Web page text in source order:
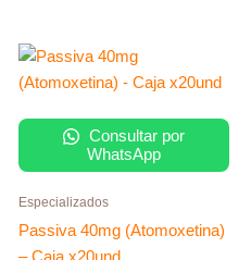
Consultar por
WhatsApp
Especializados
Passiva 40mg (Atomoxetina)